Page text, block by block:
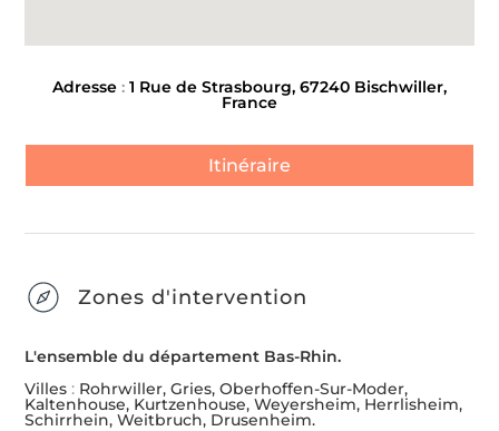
Adresse : 1 Rue de Strasbourg, 67240 Bischwiller,
France
Itinéraire
Zones d'intervention
L'ensemble du département Bas-Rhin.
Villes : Rohrwiller, Gries, Oberhoffen-Sur-Moder,
Kaltenhouse, Kurtzenhouse, Weyersheim, Herrlisheim,
Schirrhein, Weitbruch, Drusenheim.